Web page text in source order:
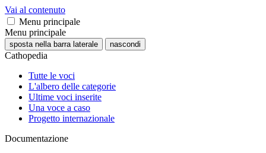
Vai al contenuto
Menu principale
Menu principale
sposta nella barra laterale nascondi
Cathopedia
Tutte le voci
L'albero delle categorie
Ultime voci inserite
Una voce a caso
Progetto internazionale
Documentazione